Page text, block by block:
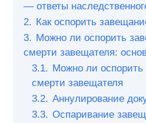
— ответы
2. Как оспорить
3. Можно ли оспорить
смерти завещателя:
3.1. Можно ли
смерти завещателя
3.2. Аннулирование
3.3. Оспаривание